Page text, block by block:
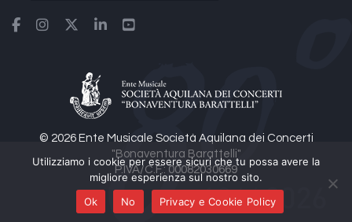
© 2026 Ente Musicale Società Aquilana dei Concerti
"Bonaventura Barattelli"
P.IVA/C.F.: 00082030669
Utilizziamo i cookie per essere sicuri che tu possa avere la
migliore esperienza sul nostro sito.
Ok
No Privacy e Cookie Policy